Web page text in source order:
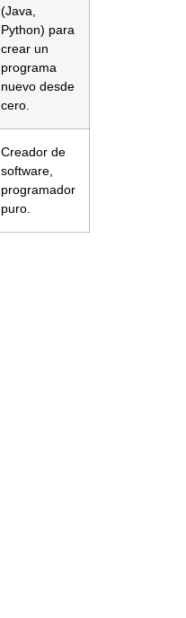
(Java,
Python) para
crear un
programa
nuevo desde
cero.
Creador de
software,
programador
puro.